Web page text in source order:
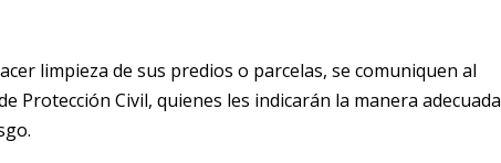
limpieza de sus predios o parcelas, se comuniquen al
Protección Civil, quienes les indicarán la manera adecuada